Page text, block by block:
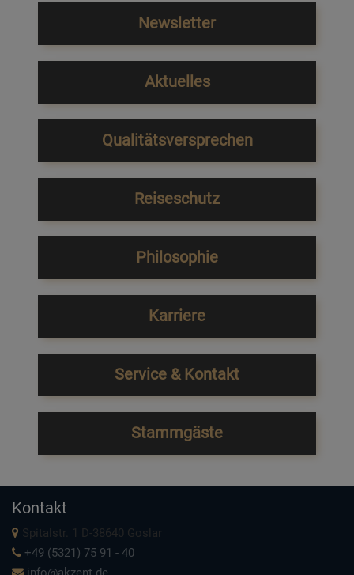
Newsletter
Aktuelles
Qualitätsversprechen
Reiseschutz
Philosophie
Karriere
Service & Kontakt
Stammgäste
Kontakt
Spitalstr. 1 D-38640 Goslar
+49 (5321) 75 91 - 40